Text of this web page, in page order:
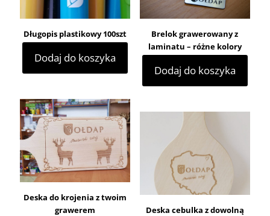
Długopis plastikowy 100szt
Dodaj do koszyka
Brelok grawerowany z
laminatu – różne kolory
Dodaj do koszyka
Deska do krojenia z twoim
grawerem
Deska cebulka z dowolną